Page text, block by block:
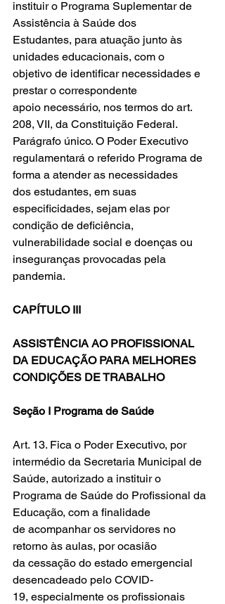
instituir o Programa Suplementar de
Assistência à Saúde dos
Estudantes, para atuação junto às
unidades educacionais, com o
objetivo de identificar necessidades e
prestar o correspondente
apoio necessário, nos termos do art.
208, VII, da Constituição Federal.
Parágrafo único. O Poder Executivo
regulamentará o referido Programa de
forma a atender as necessidades
dos estudantes, em suas
especificidades, sejam elas por
condição de deficiência,
vulnerabilidade social e doenças ou
inseguranças provocadas pela
pandemia.
CAPÍTULO III
ASSISTÊNCIA AO PROFISSIONAL
DA EDUCAÇÃO PARA MELHORES
CONDIÇÕES DE TRABALHO
Seção I Programa de Saúde
Art. 13. Fica o Poder Executivo, por
intermédio da Secretaria Municipal de
Saúde, autorizado a instituir o
Programa de Saúde do Profissional da
Educação, com a finalidade
de acompanhar os servidores no
retorno às aulas, por ocasião
da cessação do estado emergencial
desencadeado pelo COVID-
19, especialmente os profissionais